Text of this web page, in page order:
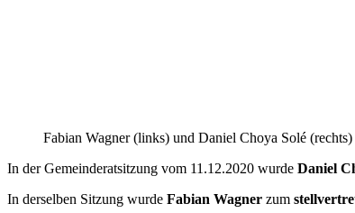
Fabian Wagner (links) und Daniel Choya Solé
In der Gemeinderatsitzung vom 11.12.2020 wurde Daniel
In derselben Sitzung wurde Fabian Wagner zum